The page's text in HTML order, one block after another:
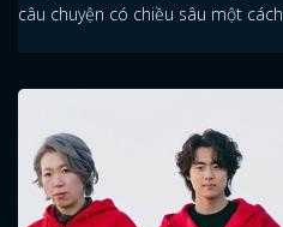
câu chuyện có chiều sâu một